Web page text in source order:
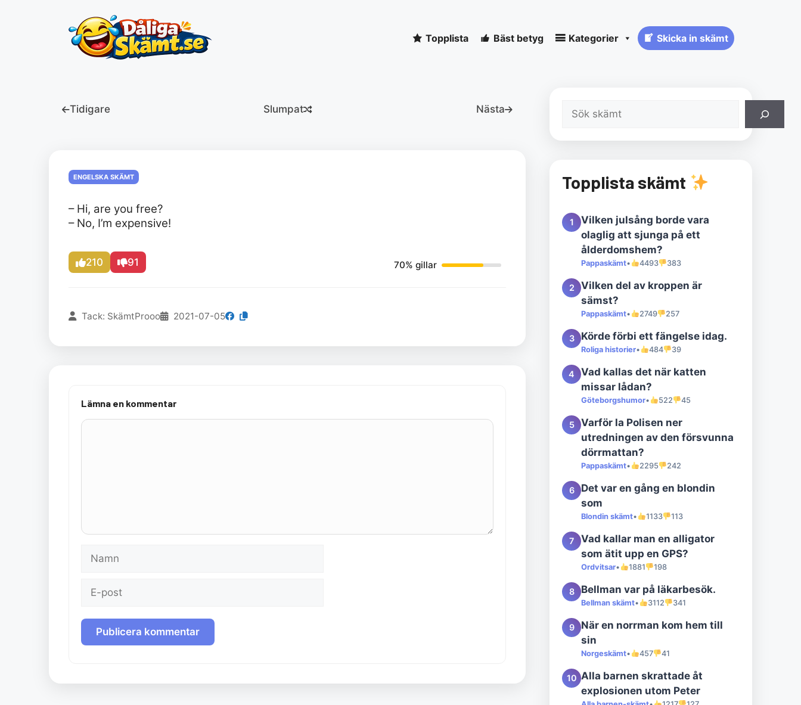
Topplista Bäst betyg Kategorier Skicka in skämt
Tidigare Slumpat Nästa
ENGELSKA SKÄMT
– Hi, are you free?
– No, I’m expensive!
210 91 70% gillar
Tack: SkämtProoo 2021-07-05
Lämna en kommentar
Kommentar
Namn
Sök
Topplista skämt
1
Vilken julsång borde vara
olaglig att sjunga på ett
ålderdomshem?
Pappaskämt• 4493 383
2
Vilken del av kroppen är
sämst?
Pappaskämt• 2749 257
3 Körde förbi ett fängelse idag.
Roliga historier• 484 39
4
Vad kallas det när katten
missar lådan?
Göteborgshumor• 522 45
5
Varför la Polisen ner
utredningen av den försvunna
dörrmattan?
Pappaskämt• 2295 242
6
Det var en gång en blondin
som
Blondin skämt• 1133 113
7
Vad kallar man en alligator
som ätit upp en GPS?
Ordvitsar• 1881 198
8 Bellman var på läkarbesök.
Bellman skämt• 3112 341
9
När en norrman kom hem till
sin
Norgeskämt• 457 41
10 Alla barnen skrattade åt
explosionen utom Peter